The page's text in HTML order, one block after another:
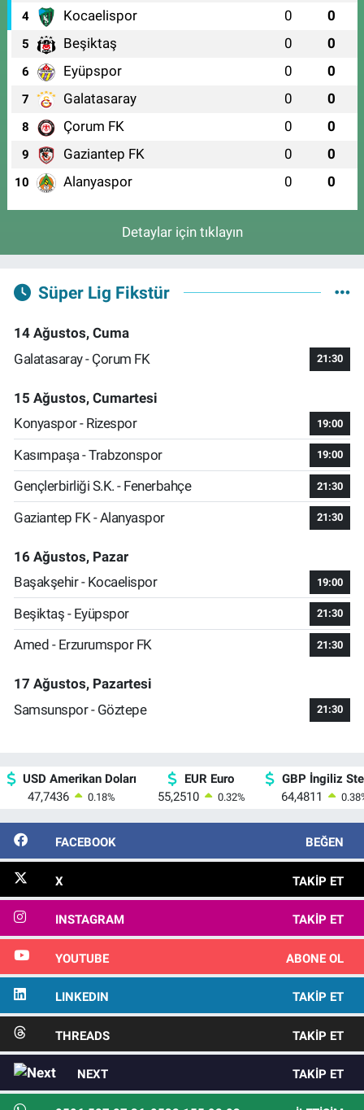
4 Kocaelispor 0 0
5 Beşiktaş 0 0
6 Eyüpspor 0 0
7 Galatasaray 0 0
8 Çorum FK 0 0
9 Gaziantep FK 0 0
10 Alanyaspor 0 0
Detaylar için tıklayın
Süper Lig Fikstür
14 Ağustos, Cuma
Galatasaray - Çorum FK
21:30
15 Ağustos, Cumartesi
Konyaspor - Rizespor
19:00
Kasımpaşa - Trabzonspor 19:00
Gençlerbirliği S.K. - Fenerbahçe 21:30
Gaziantep FK - Alanyaspor 21:30
16 Ağustos, Pazar
Başakşehir - Kocaelispor
19:00
Beşiktaş - Eyüpspor 21:30
Amed - Erzurumspor FK 21:30
17 Ağustos, Pazartesi
Samsunspor - Göztepe
21:30
USD Amerikan Doları
47,7436
0.18%
EUR Euro
55,2510
0.32%
GBP İngiliz
64,4811
0.38
FACEBOOK BEĞEN
X TAKIP ET
INSTAGRAM TAKIP ET
YOUTUBE ABONE OL
LINKEDIN TAKIP ET
THREADS TAKIP ET
NEXT TAKIP ET